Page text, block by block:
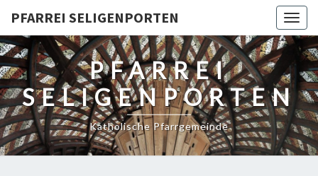
PFARREI SELIGENPORTEN
PFARREI
SELIGENPORTEN
Katholische Pfarrgemeinde